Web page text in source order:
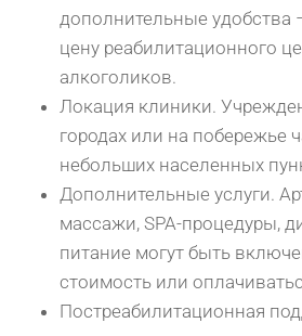
дополнительные удобства
цену реабилитационного
алкоголиков.
Локация клиники.
городах или на побережье
небольших населенных
Дополнительные услуги.
массажи, SPA-процедуры,
питание могут быть
стоимость или
Постреабилитационная